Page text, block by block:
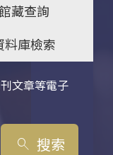
藏查詢
料庫檢索
文章等電子
search 搜索